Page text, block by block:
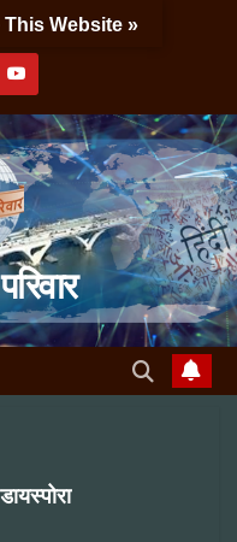
1:54:47 PM
This Website »